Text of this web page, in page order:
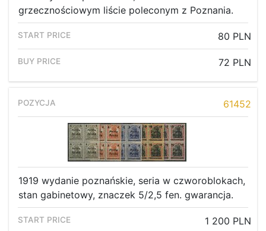
grzecznościowym liście poleconym z Poznania.
80 PLN
72 PLN
61452
1919 wydanie poznańskie, seria w czworoblokach,
stan gabinetowy, znaczek 5/2,5 fen. gwarancja.
1 200 PLN